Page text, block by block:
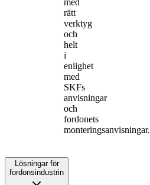
rätt
verktyg
och
helt
i
enlighet
med
SKFs
anvisningar
och
fordonets
monteringsanvisningar.
Lösningar för
fordonsindustrin